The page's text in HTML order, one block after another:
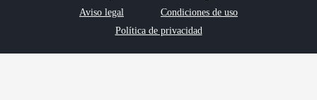
Aviso legal
Condiciones de uso
Política de privacidad